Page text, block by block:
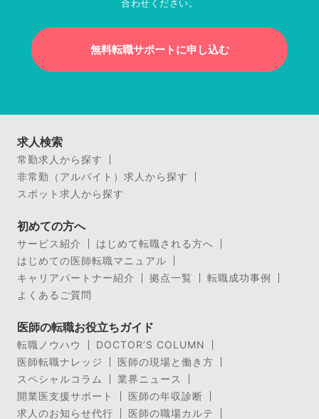
合わせください。
無料転職サポートに申し込む
求人検索
常勤求人から探す
非常勤（アルバイト）求人から探す
スポット求人から探す
初めての方へ
サービス紹介
はじめて転職される方へ
はじめての医師転職マニュアル
キャリアパートナー紹介
拠点一覧
転職成功事例
よくあるご質問
医師の転職お役立ちガイド
転職ノウハウ
DOCTOR’S COLUMN
医師転職ナレッジ
医師の現場と働き方
スペシャルコラム
業界ニュース
開業医支援サポート
医師の年収診断
求人のお知らせ代行
医師の職場カルテ